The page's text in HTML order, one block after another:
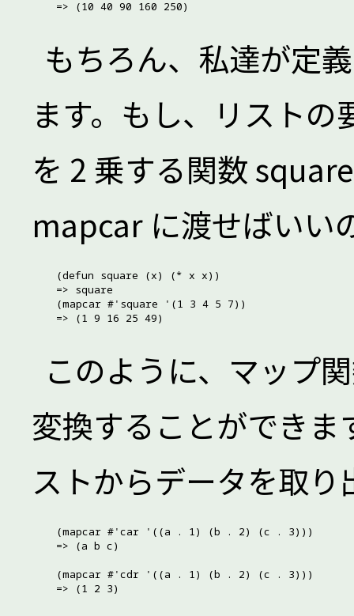
もちろん、私達が定
ます。もし、リスト
を 2 乗する関数
mapcar に渡せばいい
(defun square (x) (* x x))
=> square
(mapcar #'square '(1 3 4 5 7))
このように、マップ
変換することができ
ストからデータを取
(mapcar #'car '((a . 1) (b . 2) (c . 3)))
=> (a b c)
(mapcar #'cdr '((a . 1) (b . 2) (c . 3)))